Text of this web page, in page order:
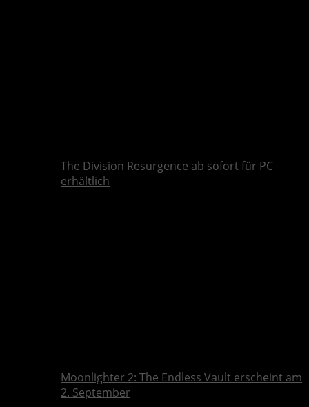
The Division Resurgence ab sofort für PC
erhältlich
Moonlighter 2: The Endless Vault erscheint am
2. September